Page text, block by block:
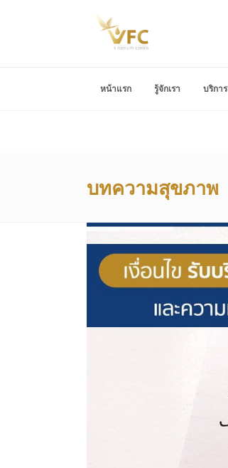
หน้าแรก รู้จักเรา บริการ
บทความสุขภาพ